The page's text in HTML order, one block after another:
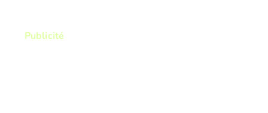
Publicité